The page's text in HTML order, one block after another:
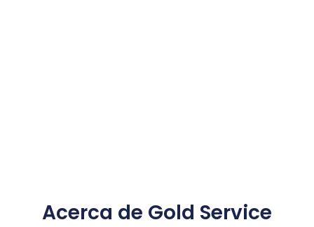
Acerca de Gold Service